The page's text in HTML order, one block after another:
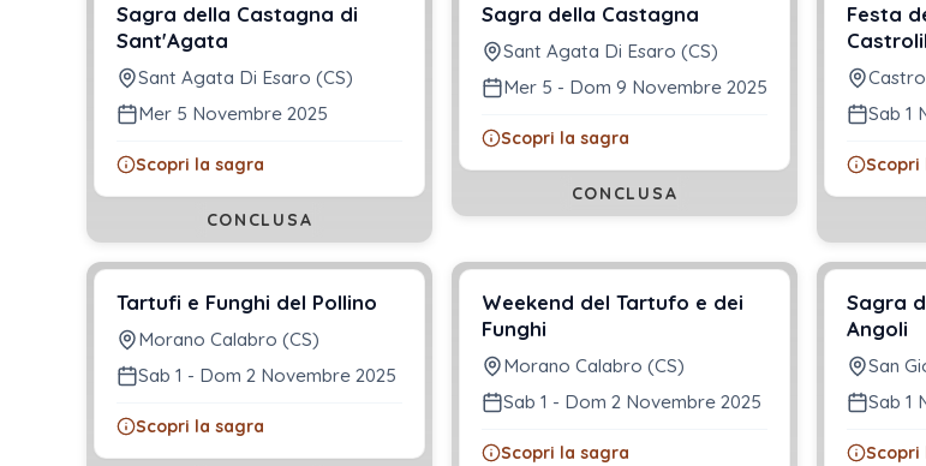
Sagra della Castagna di
Sant'Agata
Sant Agata Di Esaro (CS)
Mer 5 Novembre 2025
Scopri la sagra
CONCLUSA
Sagra della Castagna
Sant Agata Di Esaro (CS)
Mer 5 - Dom 9 Novembre 2025
Scopri la sagra
CONCLUSA
Festa
Sab 1
Scopri
Tartufi e Funghi del Pollino
Morano Calabro (CS)
Sab 1 - Dom 2 Novembre 2025
Scopri la sagra
Weekend del Tartufo e dei
Funghi
Morano Calabro (CS)
Sab 1 - Dom 2 Novembre 2025
Scopri la sagra
Sagra
Angoli
San
Sab 1
Scopri